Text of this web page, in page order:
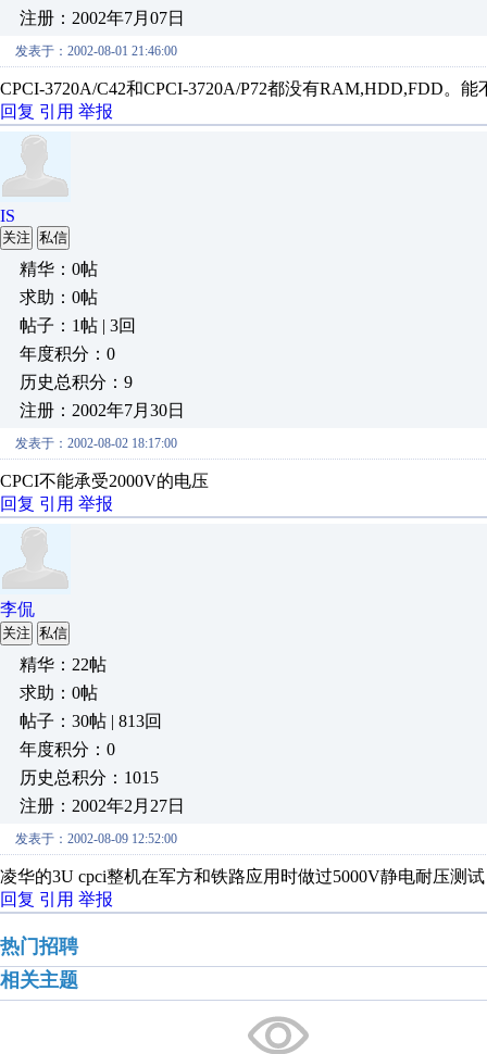
注册：2002年7月07日
发表于：2002-08-01 21:46:00
CPCI-3720A/C42和CPCI-3720A/P72都没有RAM,HDD,FDD。
回复 引用 举报
IS
关注 私信
精华：0帖
求助：0帖
帖子：1帖 | 3回
年度积分：0
历史总积分：9
注册：2002年7月30日
发表于：2002-08-02 18:17:00
CPCI不能承受2000V的电压
回复 引用 举报
李侃
关注 私信
精华：22帖
求助：0帖
帖子：30帖 | 813回
年度积分：0
历史总积分：1015
注册：2002年2月27日
发表于：2002-08-09 12:52:00
凌华的3U cpci整机在军方和铁路应用时做过5000V静电耐压测
回复 引用 举报
热门招聘
相关主题